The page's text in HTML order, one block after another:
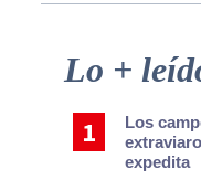
Primary
Sidebar
Lo +
Los
expedita